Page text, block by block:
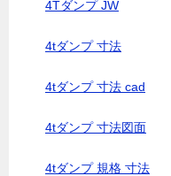
4Tダンプ JW
4tダンプ 寸法
4tダンプ 寸法 cad
4tダンプ 寸法図面
4tダンプ 規格 寸法